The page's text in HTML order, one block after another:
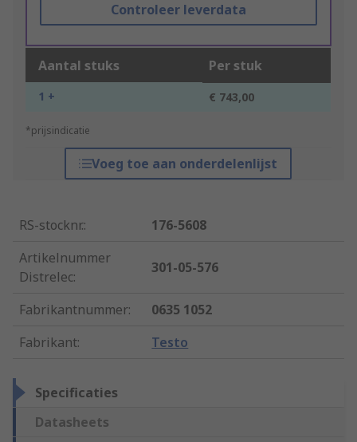
Controleer leverdata
Aantal stuks Per stuk
1 + € 743,00
*prijsindicatie
Voeg toe aan onderdelenlijst
RS-stocknr.:
176-5608
Artikelnummer
Distrelec:
301-05-576
Fabrikantnummer:
0635 1052
Fabrikant: Testo
Specificaties
Datasheets